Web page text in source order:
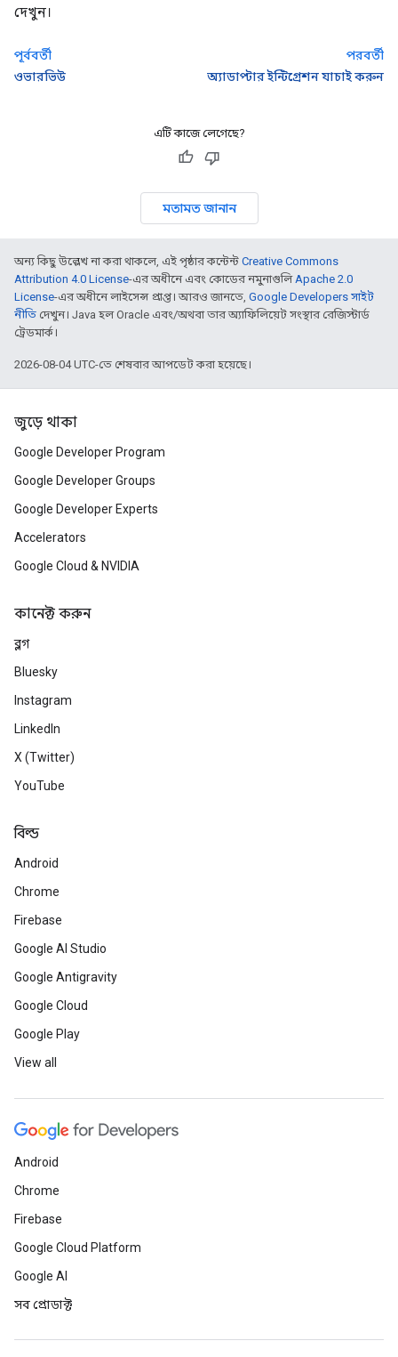
দেখুন।
পূর্ববর্তী
ওভারভিউ
পরবর্তী
অ্যাডাপ্টার ইন্টিগ্রেশন যাচাই করুন
এটি কাজে লেগেছে?
মতামত জানান
অন্য কিছু উল্লেখ না করা থাকলে, এই পৃষ্ঠার কন্টেন্ট Creative Commons
Attribution 4.0 License-এর অধীনে এবং কোডের নমুনাগুলিApache 2.0
License-এর অধীনে লাইসেন্স প্রাপ্ত। আরও জানতে, Google Developers সাইট
নীতি দেখুন। Java হল Oracle এবং/অথবা তার অ্যাফিলিয়েট সংস্থার রেজিস্টার্ড
ট্রেডমার্ক।
2026-08-04 UTC-তে শেষবার আপডেট করা হয়েছে।
জুড়ে থাকা
Google Developer Program
Google Developer Groups
Google Developer Experts
Accelerators
Google Cloud & NVIDIA
কানেক্ট করুন
ব্লগ
Bluesky
Instagram
LinkedIn
X (Twitter)
YouTube
বিল্ড
Android
Chrome
Firebase
Google AI Studio
Google Antigravity
Google Cloud
Google Play
View all
Android
Chrome
Firebase
Google Cloud Platform
Google AI
সব প্রোডাক্ট